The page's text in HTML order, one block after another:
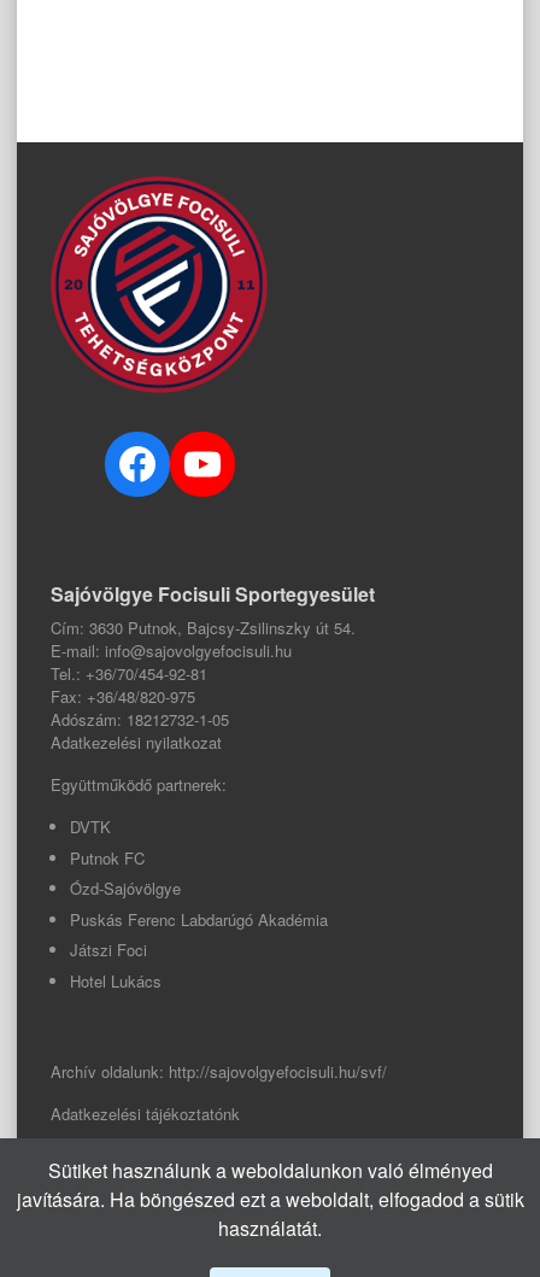
Facebook
YouTube
Sajóvölgye Focisuli Sportegyesület
Cím: 3630 Putnok, Bajcsy-Zsilinszky út 54.
E-mail: info@sajovolgyefocisuli.hu
Tel.: +36/70/454-92-81
Fax: +36/48/820-975
Adószám: 18212732-1-05
Adatkezelési nyilatkozat
Együttműködő partnerek:
DVTK
Putnok FC
Ózd-Sajóvölgye
Puskás Ferenc Labdarúgó Akadémia
Játszi Foci
Hotel Lukács
Archív oldalunk: http://sajovolgyefocisuli.hu/svf/
Adatkezelési tájékoztatónk
© 2026 Sajóvölgye Focisuli
info@sajovolgyefocisuli.hu
Sütiket használunk a weboldalunkon való élményed
javítására. Ha böngészed ezt a weboldalt, elfogadod a sütik
használatát.